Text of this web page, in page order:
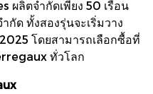
ผลิตจำกัดเพียง 50 เรือน
กัด ทั้งสองรุ่นจะเริ่มวาง
โดยสามารถเลือกซื้อที่
ทั่วโลก